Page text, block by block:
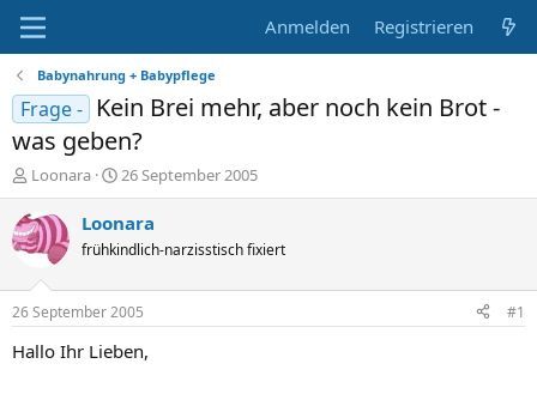
Anmelden Registrieren
Babynahrung + Babypflege
Frage -
Kein Brei mehr, aber noch kein Brot -
was geben?
E
r
s
t
e
e
r
Loonara
E
r
s
e
l
t
a
26 September 2005
Loonara
frühkindlich-narzisstisch fixiert
26 September 2005 #1
Hallo Ihr Lieben,